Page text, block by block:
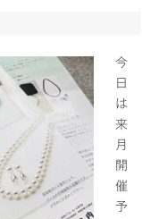
今
日
は
来
月
開
催
予